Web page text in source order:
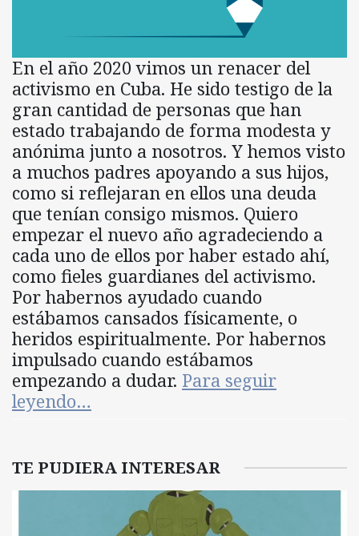
En el año 2020 vimos un renacer del
activismo en Cuba. He sido testigo de la
gran cantidad de personas que han
estado trabajando de forma modesta y
anónima junto a nosotros. Y hemos visto
a muchos padres apoyando a sus hijos,
como si reflejaran en ellos una deuda
que tenían consigo mismos. Quiero
empezar el nuevo año agradeciendo a
cada uno de ellos por haber estado ahí,
como fieles guardianes del activismo.
Por habernos ayudado cuando
estábamos cansados físicamente, o
heridos espiritualmente. Por habernos
impulsado cuando estábamos
empezando a dudar. Para seguir
leyendo…
TE PUDIERA INTERESAR